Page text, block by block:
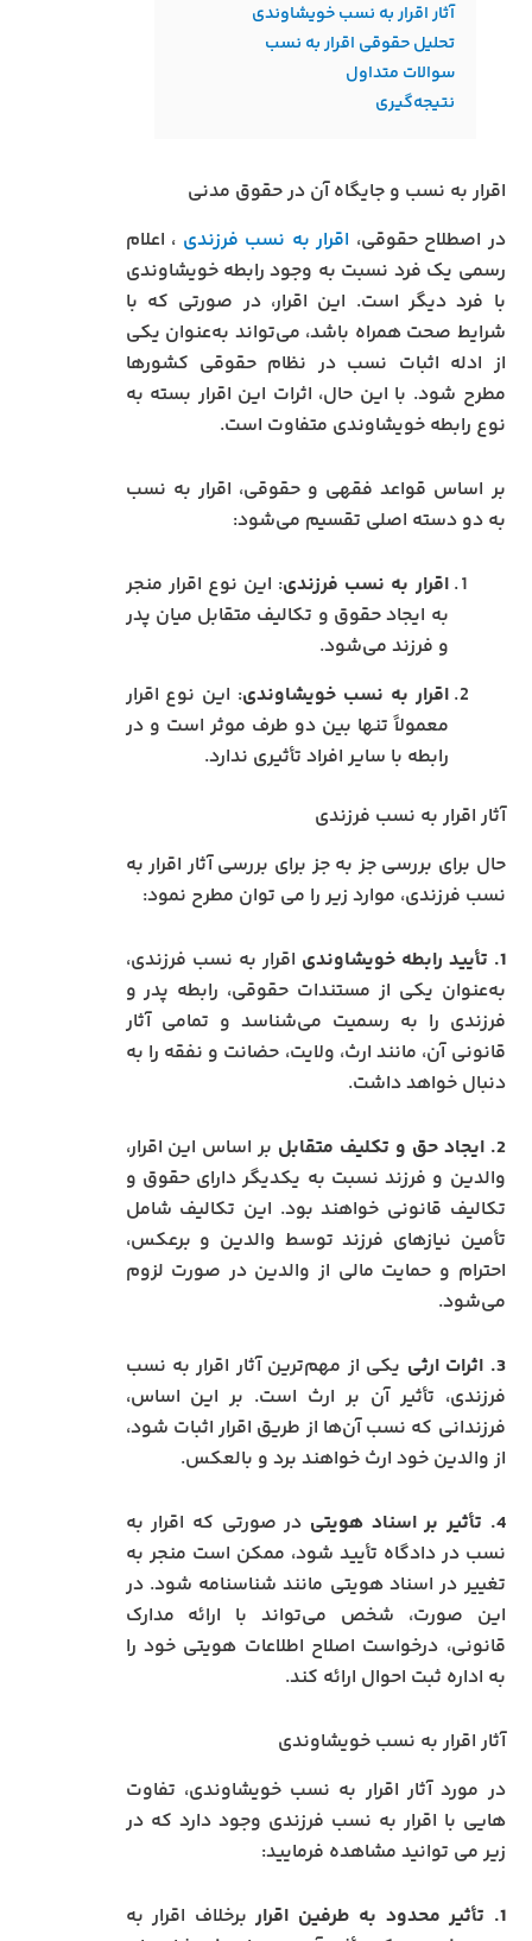
آثار اقرار به نسب خویشاوندی
تحلیل حقوقی اقرار به نسب
سوالات متداول
نتیجه‌گیری
اقرار به نسب و جایگاه آن در حقوق مدنی
در اصطلاح حقوقی، اقرار به نسب فرزندی ، اعلام
رسمی یک فرد نسبت به وجود رابطه خویشاوندی
با فرد دیگر است. این اقرار، در صورتی که با
شرایط صحت همراه باشد، می‌تواند به‌عنوان یکی
از ادله اثبات نسب در نظام حقوقی کشورها
مطرح شود. با این حال، اثرات این اقرار بسته به
نوع رابطه خویشاوندی متفاوت است.
بر اساس قواعد فقهی و حقوقی، اقرار به نسب
به دو دسته اصلی تقسیم می‌شود:
اقرار به نسب فرزندی: این نوع اقرار منجر
به ایجاد حقوق و تکالیف متقابل میان پدر
و فرزند می‌شود.
اقرار به نسب خویشاوندی: این نوع اقرار
معمولاً تنها بین دو طرف موثر است و در
رابطه با سایر افراد تأثیری ندارد.
آثار اقرار به نسب فرزندی
حال برای بررسی جز به جز برای بررسی آثار اقرار به
نسب فرزندی، موارد زیر را می توان مطرح نمود:
1. تأیید رابطه خویشاوندی
اقرار به نسب فرزندی،
به‌عنوان یکی از مستندات حقوقی، رابطه پدر و
فرزندی را به رسمیت می‌شناسد و تمامی آثار
قانونی آن، مانند ارث، ولایت، حضانت و نفقه را به
دنبال خواهد داشت.
2. ایجاد حق و تکلیف متقابل
بر اساس این اقرار،
والدین و فرزند نسبت به یکدیگر دارای حقوق و
تکالیف قانونی خواهند بود. این تکالیف شامل
تأمین نیازهای فرزند توسط والدین و برعکس،
احترام و حمایت مالی از والدین در صورت لزوم
می‌شود.
3. اثرات ارثی
یکی از مهم‌ترین آثار اقرار به نسب
فرزندی، تأثیر آن بر ارث است. بر این اساس،
فرزندانی که نسب آن‌ها از طریق اقرار اثبات شود،
از والدین خود ارث خواهند برد و بالعکس.
4. تأثیر بر اسناد هویتی
در صورتی که اقرار به
نسب در دادگاه تأیید شود، ممکن است منجر به
تغییر در اسناد هویتی مانند شناسنامه شود. در
این صورت، شخص می‌تواند با ارائه مدارک
قانونی، درخواست اصلاح اطلاعات هویتی خود را
به اداره ثبت احوال ارائه کند.
آثار اقرار به نسب خویشاوندی
در مورد آثار اقرار به نسب خویشاوندی، تفاوت
هایی با اقرار به نسب فرزندی وجود دارد که در
زیر می توانید مشاهده فرمایید:
1. تأثیر محدود به طرفین اقرار
برخلاف اقرار به